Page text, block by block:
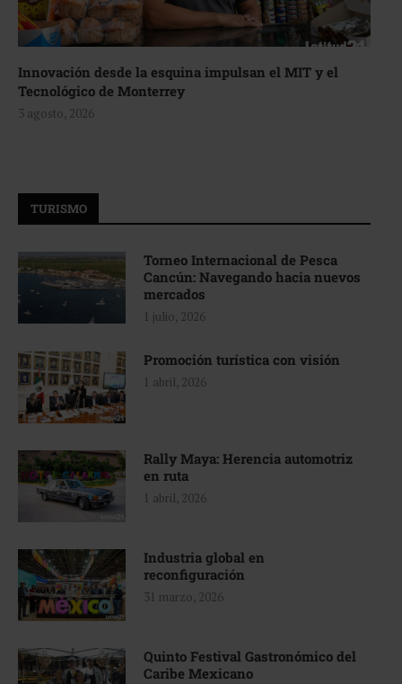
Innovación desde la esquina impulsan el MIT y el
Tecnológico de Monterrey
3 agosto, 2026
TURISMO
Torneo Internacional de Pesca
Cancún: Navegando hacia nuevos
mercados
1 julio, 2026
Promoción turística con visión
1 abril, 2026
Rally Maya: Herencia automotriz
en ruta
1 abril, 2026
Industria global en
reconfiguración
31 marzo, 2026
Quinto Festival Gastronómico del
Caribe Mexicano